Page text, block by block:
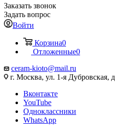
Заказать звонок
Задать вопрос
Войти
Корзина0
Отложенные0
ceram-kioto@mail.ru
г. Москва, ул. 1-я Дубровская,
Вконтакте
YouTube
Одноклассники
WhatsApp